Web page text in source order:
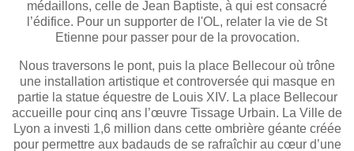
médaillons, celle de Jean Baptiste, à qui est consacré
l’édifice. Pour un supporter de l'OL, relater la vie de St
Etienne pour passer pour de la provocation.
Nous traversons le pont, puis la place Bellecour où trône
une installation artistique et controversée qui masque en
partie la statue équestre de Louis XIV. La place Bellecour
accueille pour cinq ans l’œuvre Tissage Urbain. La Ville de
Lyon a investi 1,6 million dans cette ombrière géante créée
pour permettre aux badauds de se rafraîchir au cœur d’une